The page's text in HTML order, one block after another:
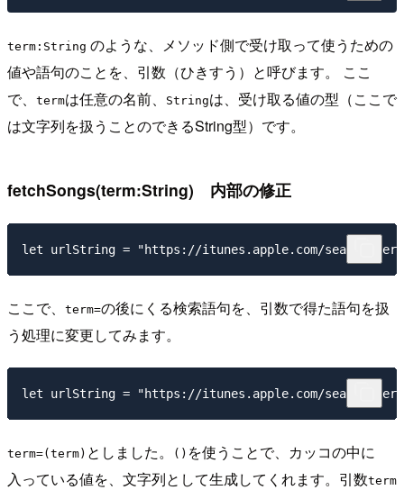
term:String のような、メソッド側で受け取って使うための
値や語句のことを、引数（ひきすう）と呼びます。 ここ
で、
termは任意の名前、 Stringは、受け取る値の型（ここで
は文字列を扱うことのできるString型）です。
fetchSongs(term:String) 内部の修正
ここで、 term=の後にくる検索語句を、引数で得た語句を扱
う処理に変更してみます。
term=(term) としました。 () を使うことで、カッコの中に
入っている値を、文字列として生成してくれます。引数term